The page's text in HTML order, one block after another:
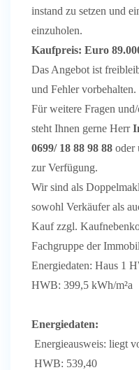
instand zu setzen und
einzuholen.
Kaufpreis: Euro
Das Angebot ist
und Fehler vorbehalten.
Für weitere Fragen
steht Ihnen gerne Herr
0699/ 18 88 98 88 oder
zur Verfügung.
Wir sind als
sowohl Verkäufer als
Kauf zzgl.
Fachgruppe der
Energiedaten: Haus 1
HWB: 399,5 kWh/m²a
Energiedaten:
Energieausweis: liegt
HWB: 539,40